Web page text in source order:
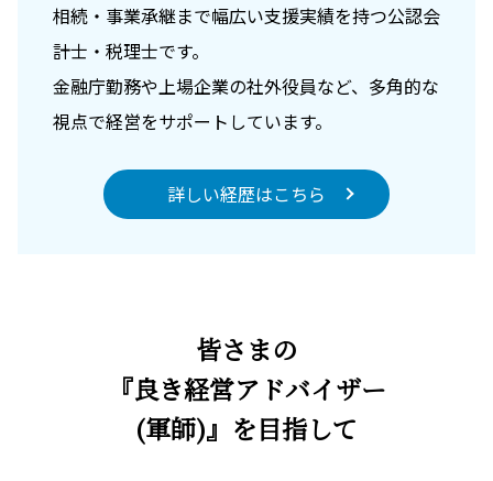
相続・事業承継まで幅広い支援実績を持つ公認会
計士・税理士です。
金融庁勤務や上場企業の社外役員など、多角的な
視点で経営をサポートしています。
詳しい経歴はこちら
皆さまの
『良き経営アドバイザー
(軍師)』を目指して